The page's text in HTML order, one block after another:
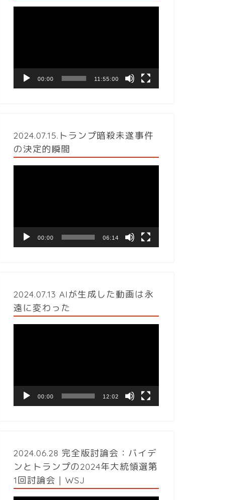
ヤ
00:00 11:55:00
2024.07.15.トランプ暗殺未遂事件
の決定的瞬間
ヤ
00:00 06:14
2024.07.13 AIが生成した動画は永
遠に変わった
ヤ
00:00 12:02
2024.06.28 完全版討論会：バイデ
ンとトランプの2024年大統領選第
1回討論会｜WSJ